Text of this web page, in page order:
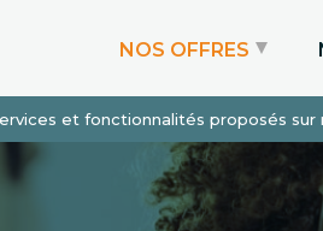
et fonctionnalités proposés
NOS OFFRES
Coaching Express
Coaching
Coaching Sur-